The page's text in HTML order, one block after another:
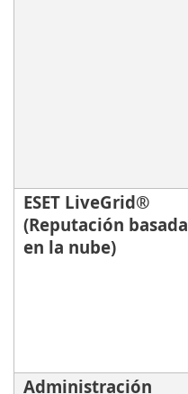
ESET LiveGrid®
(Reputación basada
en la nube)
Administración